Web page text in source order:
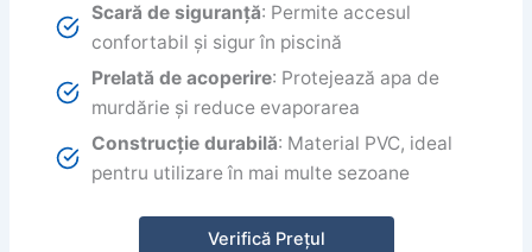
Scară de siguranță: Permite accesul
confortabil și sigur în piscină
Prelată de acoperire: Protejează apa de
murdărie și reduce evaporarea
Construcție durabilă: Material PVC, ideal
pentru utilizare în mai multe sezoane
Verifică Prețul